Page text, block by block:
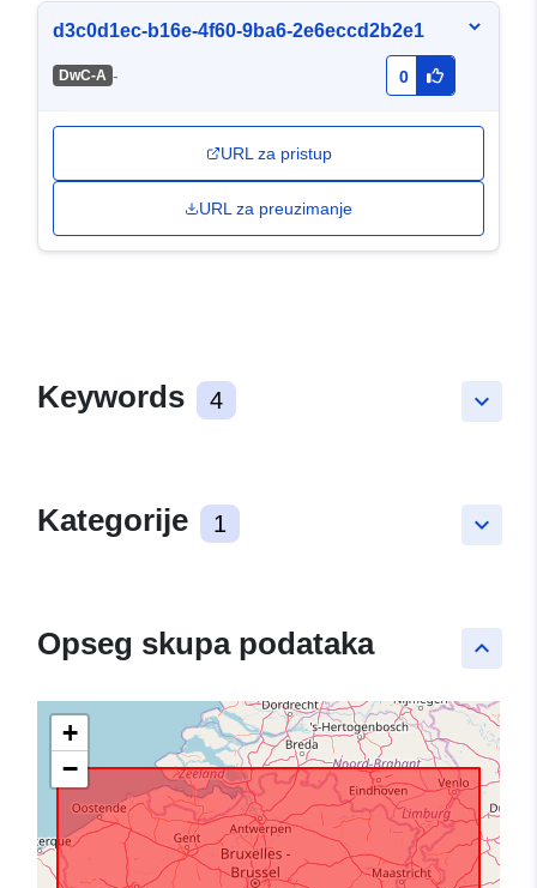
d3c0d1ec-b16e-4f60-9ba6-2e6eccd2b2e1
DwC-A - 0
URL za pristup
URL za preuzimanje
keyboard_arrow_down
Keywords 4
keyboard_arrow_down
Kategorije 1
keyboard_arrow_up
Opseg skupa podataka
+
−